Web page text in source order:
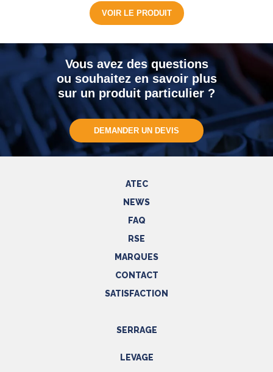
VOIR LE PRODUIT
Vous avez des questions
ou souhaitez en savoir plus
sur un produit particulier ?
DEMANDER UN DEVIS
ATEC
NEWS
FAQ
RSE
MARQUES
CONTACT
SATISFACTION
SERRAGE
LEVAGE